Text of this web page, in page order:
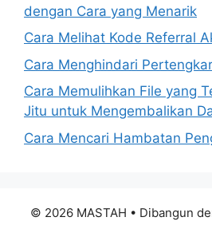
dengan Cara yang Menarik
Cara Melihat Kode Referral
Cara Menghindari
Cara Memulihkan File yang
Jitu untuk Mengembalikan
Cara Mencari Hambatan
© 2026 MASTAH • Dibangun